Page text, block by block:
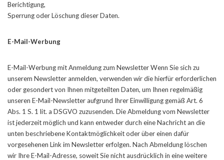
Berichtigung,
Sperrung oder Löschung dieser Daten.
E-Mail-Werbung
E-Mail-Werbung mit Anmeldung zum Newsletter Wenn Sie sich zu
unserem Newsletter anmelden, verwenden wir die hierfür erforderlichen
oder gesondert von Ihnen mitgeteilten Daten, um Ihnen regelmäßig
unseren E-Mail-Newsletter aufgrund Ihrer Einwilligung gemäß Art. 6
Abs. 1 S. 1 lit. a DSGVO zuzusenden. Die Abmeldung vom Newsletter
ist jederzeit möglich und kann entweder durch eine Nachricht an die
unten beschriebene Kontaktmöglichkeit oder über einen dafür
vorgesehenen Link im Newsletter erfolgen. Nach Abmeldung löschen
wir Ihre E-Mail-Adresse, soweit Sie nicht ausdrücklich in eine weitere